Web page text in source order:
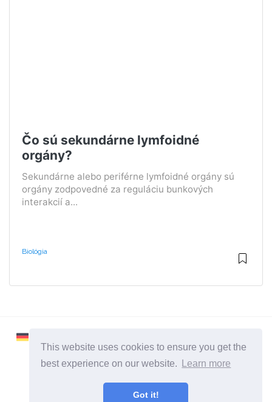
This website uses cookies to ensure you get the
best experience on our website.
Learn more
Got it!
Čo sú sekundárne lymfoidné
orgány?
Sekundárne alebo periférne lymfoidné orgány sú
orgány zodpovedné za reguláciu bunkových
interakcií a...
Biológia
2026 ©Learnaboutworld
Všetky kategórie